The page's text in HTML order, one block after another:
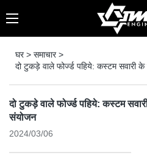
घर> समाचार>
दो टुकड़े वाले फोर्ज्ड पहिये: कस्टम सवारी
दो टुकड़े वाले फोर्ज्ड पहिये: कस्टम
संयोजन
2024/03/06